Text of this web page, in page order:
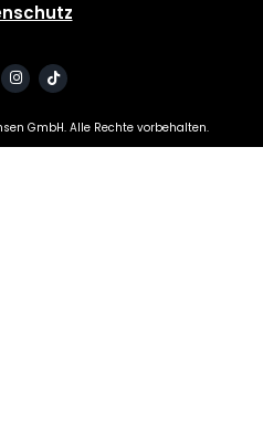
GmbH. Alle Rechte vorbehalten.